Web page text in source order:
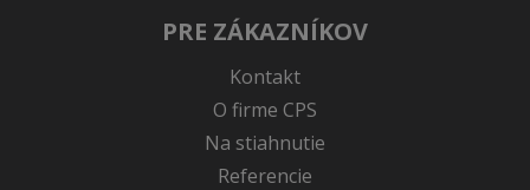
PRE ZÁKAZNÍKOV
Kontakt
O firme CPS
Na stiahnutie
Referencie